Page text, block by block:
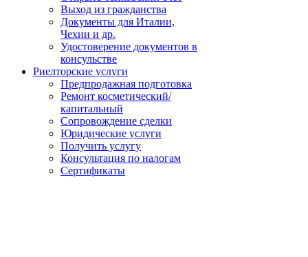
Выход из гражданства
Документы для Италии,
Чехии и др.
Удостоверение документов в
консульстве
Риелторские услуги
Предпродажная подготовка
Ремонт косметический/
капитальный
Сопровождение сделки
Юридические услуги
Получить услугу
Консультация по налогам
Сертификаты